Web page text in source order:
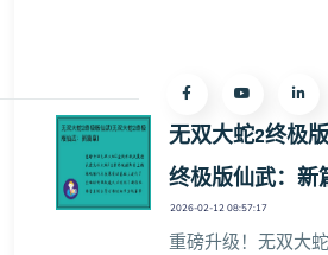
无双大蛇2终极
终极版仙武：新
2026-02-12 08:57:17
重磅升级！无双大